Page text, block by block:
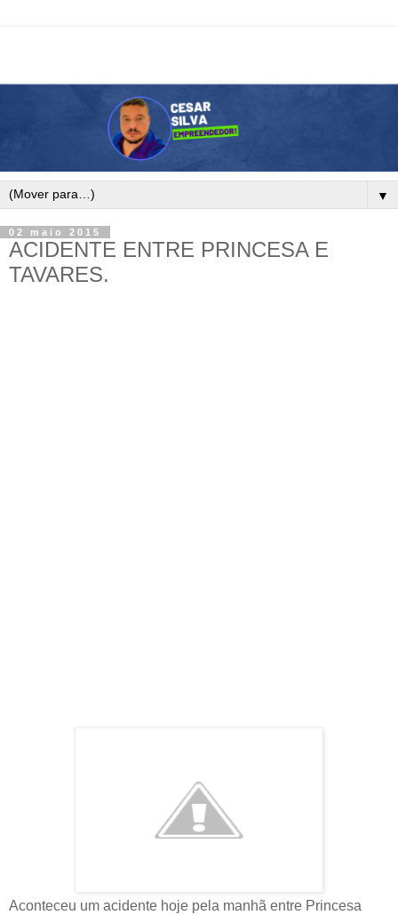
▼
02 maio 2015
ACIDENTE ENTRE PRINCESA E
TAVARES.
Aconteceu um acidente hoje pela manhã entre Princesa